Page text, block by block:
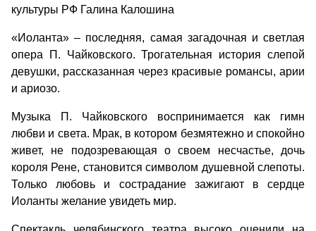
культуры РФ Галина Калошина
«Иоланта» – последняя, самая загадочная и светлая
опера П. Чайковского. Трогательная история слепой
девушки, рассказанная через красивые романсы, арии
и ариозо.
Музыка П. Чайковского воспринимается как гимн
любви и света. Мрак, в котором безмятежно и спокойно
живет, не подозревающая о своем несчастье, дочь
короля Рене, становится символом душевной слепоты.
Только любовь и сострадание зажигают в сердце
Иоланты желание увидеть мир.